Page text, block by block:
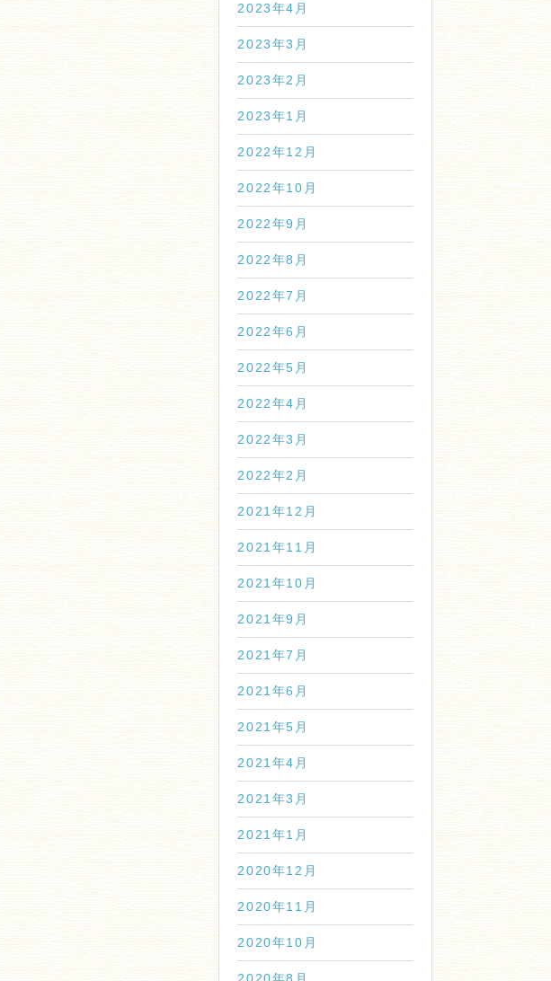
2023年4月
2023年3月
2023年2月
2023年1月
2022年12月
2022年10月
2022年9月
2022年8月
2022年7月
2022年6月
2022年5月
2022年4月
2022年3月
2022年2月
2021年12月
2021年11月
2021年10月
2021年9月
2021年7月
2021年6月
2021年5月
2021年4月
2021年3月
2021年1月
2020年12月
2020年11月
2020年10月